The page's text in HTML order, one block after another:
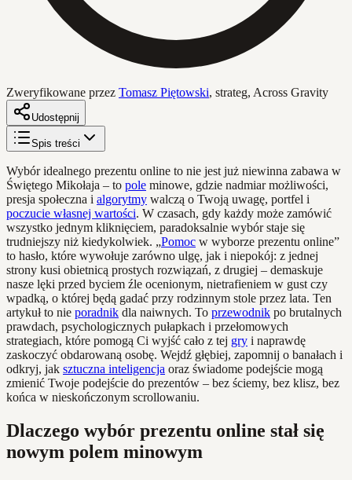
Zweryfikowane przez Tomasz Piętowski, strateg, Across Gravity
Udostępnij
Spis treści
Wybór idealnego prezentu online to nie jest już niewinna zabawa w
Świętego Mikołaja – to pole minowe, gdzie nadmiar możliwości,
presja społeczna i algorytmy walczą o Twoją uwagę, portfel i
poczucie własnej wartości. W czasach, gdy każdy może zamówić
wszystko jednym kliknięciem, paradoksalnie wybór staje się
trudniejszy niż kiedykolwiek. „Pomoc w wyborze prezentu online”
to hasło, które wywołuje zarówno ulgę, jak i niepokój: z jednej
strony kusi obietnicą prostych rozwiązań, z drugiej – demaskuje
nasze lęki przed byciem źle ocenionym, nietrafieniem w gust czy
wpadką, o której będą gadać przy rodzinnym stole przez lata. Ten
artykuł to nie poradnik dla naiwnych. To przewodnik po brutalnych
prawdach, psychologicznych pułapkach i przełomowych
strategiach, które pomogą Ci wyjść cało z tej gry i naprawdę
zaskoczyć obdarowaną osobę. Wejdź głębiej, zapomnij o banałach i
odkryj, jak sztuczna inteligencja oraz świadome podejście mogą
zmienić Twoje podejście do prezentów – bez ściemy, bez klisz, bez
końca w nieskończonym scrollowaniu.
Dlaczego wybór prezentu online stał się
nowym polem minowym